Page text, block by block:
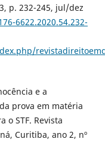
p. 232-245, jul/dez
6622.2020.54.232-
e a
prova em matéria
o STF. Revista
Curitiba, ano 2, nº